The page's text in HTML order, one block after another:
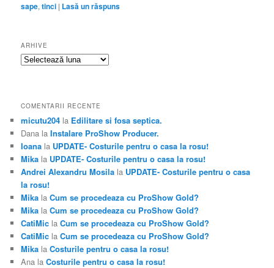
sape,tinci | Lasă un răspuns
ARHIVE
Arhive
COMENTARII RECENTE
micutu204 la Edilitare si fosa septica.
Dana laInstalare ProShow Producer.
Ioana la UPDATE- Costurile pentru o casa la rosu!
Mika la UPDATE- Costurile pentru o casa la rosu!
Andrei Alexandru Mosila la UPDATE- Costurile pentru o casa
la rosu!
Mika laCum se procedeaza cu ProShow Gold?
Mika laCum se procedeaza cu ProShow Gold?
CatiMic laCum se procedeaza cu ProShow Gold?
CatiMic laCum se procedeaza cu ProShow Gold?
Mika laCosturile pentru o casa la rosu!
Ana laCosturile pentru o casa la rosu!